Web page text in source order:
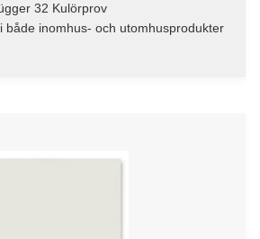
32 Kulörprov
både inomhus- och utomhusprodukter